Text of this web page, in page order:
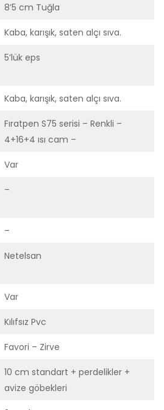
8’5 cm Tuğla
Kaba, karışık, saten alçı sıva.
5’lük eps
Kaba, karışık, saten alçı sıva.
Fıratpen S75 serisi – Renkli –
4+16+4 ısı cam –
Var
–
–
Netelsan
Var
Kılıfsız Pvc
Favori – Zirve
10 cm standart + perdelikler +
avize göbekleri